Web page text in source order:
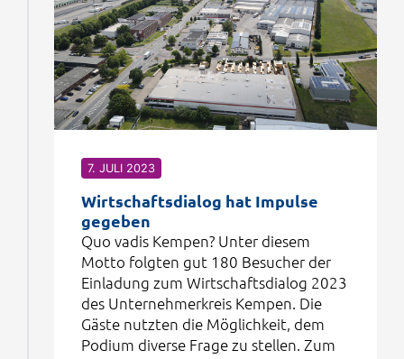
7. JULI 2023
Wirtschaftsdialog hat Impulse
gegeben
Quo vadis Kempen? Unter diesem
Motto folgten gut 180 Besucher der
Einladung zum Wirtschaftsdialog 2023
des Unternehmerkreis Kempen. Die
Gäste nutzten die Möglichkeit, dem
Podium diverse Frage zu stellen. Zum